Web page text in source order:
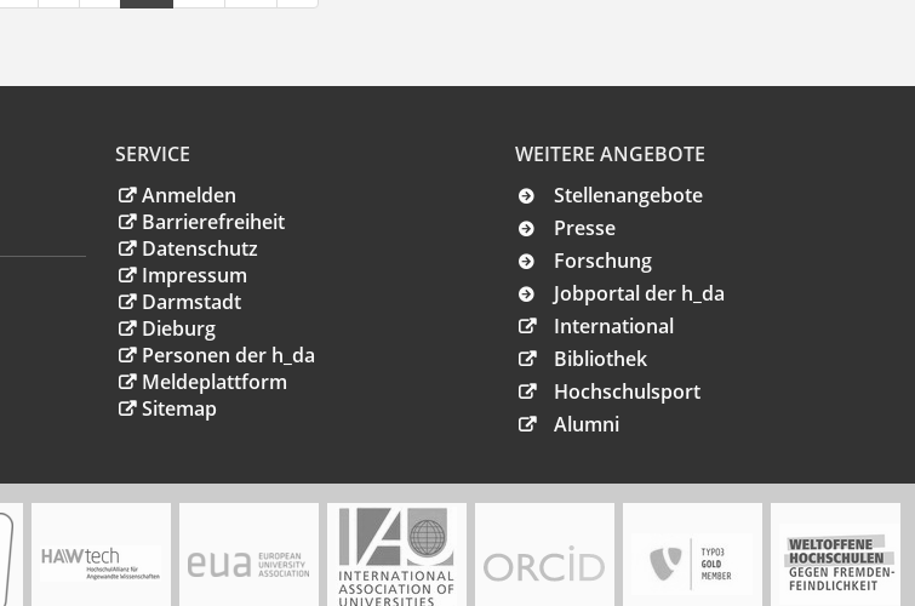
SERVICE
Anmelden
Barrierefreiheit
Datenschutz
Impressum
Darmstadt
Dieburg
Personen der h_da
Meldeplattform
Sitemap
WEITERE ANGEBOTE
Stellenangebote
Presse
Forschung
Jobportal der h_da
International
Bibliothek
Hochschulsport
Alumni